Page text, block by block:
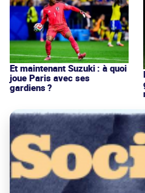
Et maintenant Suzuki : à quoi
joue Paris avec ses
gardiens ?